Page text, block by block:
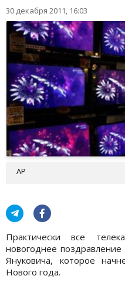
30 декабря 2011, 16:03
АР
Практически все
новогоднее
Януковича, которое
Нового года.